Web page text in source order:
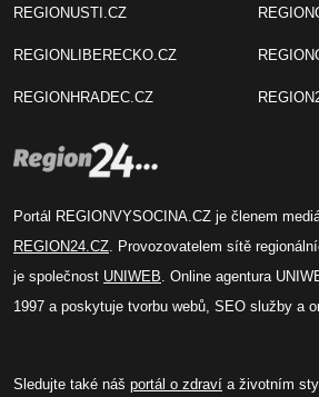
REGIONUSTI.CZ
REGIONLIBERECKO.CZ
REGIONHRADEC.CZ
Portál REGIONVYSOCINA.CZ je členem
REGION24.CZ . Provozovatelem sítě
je společnost UNIWEB . Online agentura
1997 a poskytuje tvorbu webů, SEO služby a
Sledujte také náš portál o zdraví a životním